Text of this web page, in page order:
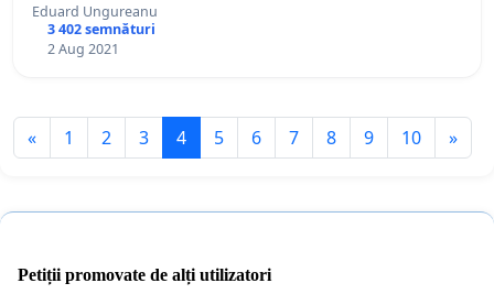
Eduard Ungureanu
3 402 semnături
2 Aug 2021
« 1 2 3 4 5 6 7 8 9 10 »
Petiții promovate de alți utilizatori